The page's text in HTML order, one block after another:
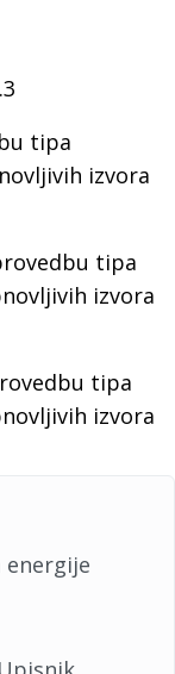
tipa
izvora
tipa
izvora
tipa
izvora